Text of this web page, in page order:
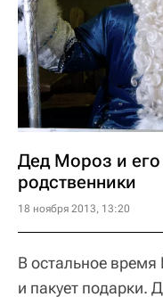
Дед Мороз и
родственники
18 ноября 2013, 13:20
В остальное время
и пакует подарки.